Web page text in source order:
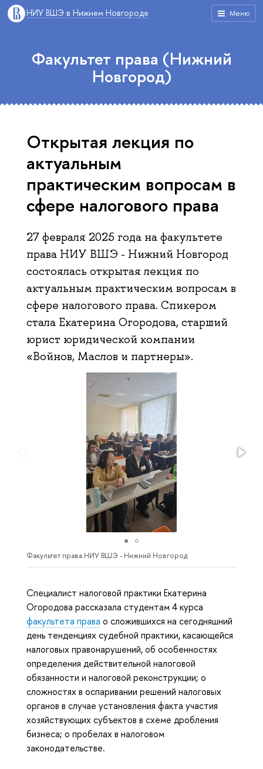
Меню
НИУ ВШЭ в Нижнем Новгороде
Факультет права (Нижний
Новгород)
Открытая лекция по
актуальным
практическим вопросам в
сфере налогового права
27 февраля 2025 года на факультете
права НИУ ВШЭ - Нижний Новгород
состоялась открытая лекция по
актуальным практическим вопросам в
сфере налогового права. Спикером
стала Екатерина Огородова, старший
юрист юридической компании
«Войнов, Маслов и партнеры».
Факультет права НИУ ВШЭ - Нижний Новгород
Специалист налоговой практики Екатерина
Огородова рассказала студентам 4 курса
факультета права о сложившихся на сегодняшний
день тенденциях судебной практики, касающейся
налоговых правонарушений, об особенностях
определения действительной налоговой
обязанности и налоговой реконструкции; о
сложностях в оспаривании решений налоговых
органов в случае установления факта участия
хозяйствующих субъектов в схеме дробления
бизнеса; о пробелах в налоговом
законодательстве.